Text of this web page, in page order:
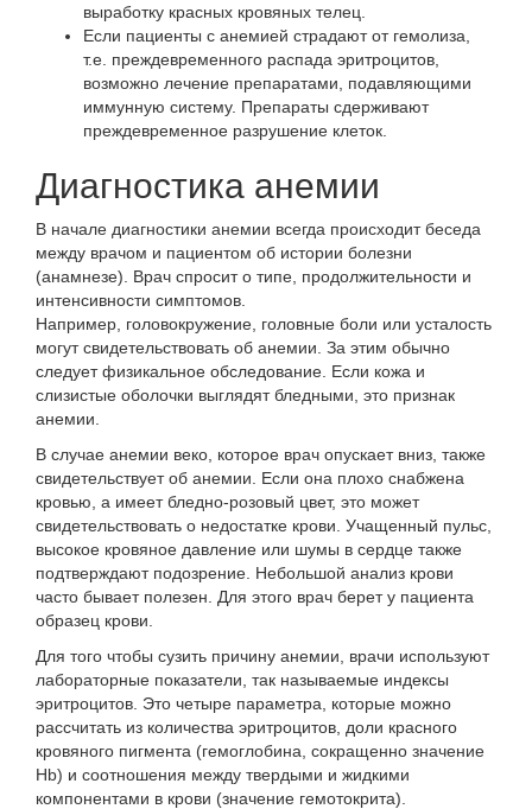
выработку красных кровяных телец.
Если пациенты с анемией страдают от гемолиза,
т.е. преждевременного распада эритроцитов
возможно лечение препаратами, подавляющими
иммунную систему. Препараты сдерживают
преждевременное разрушение клеток.
Диагностика анемии
В начале диагностики анемии всегда происходит беседа
между врачом и пациентом об истории болезни
(анамнезе). Врач спросит о типе, продолжительности и
интенсивности симптомов.
Например, головокружение, головные боли или усталость
могут свидетельствовать об анемии. За этим обычно
следует физикальное обследование. Если кожа и
слизистые оболочки выглядят бледными, это признак
анемии.
В случае анемии веко, которое врач опускает вниз, также
свидетельствует об анемии. Если она плохо снабжена
кровью, а имеет бледно-розовый цвет, это может
свидетельствовать о недостатке крови. Учащенный пульс,
высокое кровяное давление или шумы в сердце также
подтверждают подозрение. Небольшой анализ крови
часто бывает полезен. Для этого врач берет у пациента
образец крови.
Для того чтобы сузить причину анемии, врачи используют
лабораторные показатели, так называемые индексы
эритроцитов. Это четыре параметра, которые можно
рассчитать из количества эритроцитов, доли красного
кровяного пигмента (гемоглобина, сокращенно значение
Hb) и соотношения между твердыми и жидкими
компонентами в крови (значение гемотокрита).